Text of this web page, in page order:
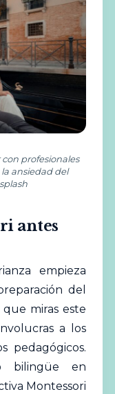
profesionales
ansiedad del
antes
empieza
del
miras este
a los
pedagógicos.
bilingüe en
Montessori